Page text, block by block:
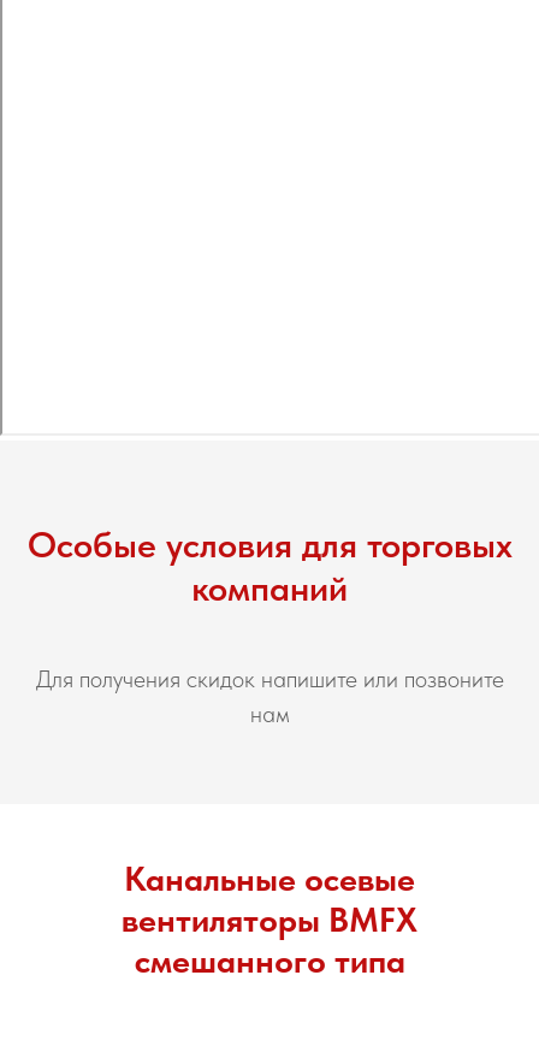
Особые условия для торговых
компаний
Для получения скидок напишите или позвоните
нам
Канальные осевые
вентиляторы BMFX
смешанного типа